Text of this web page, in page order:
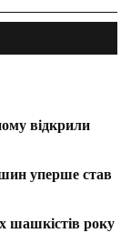
відкрили
уперше став
шашкістів року